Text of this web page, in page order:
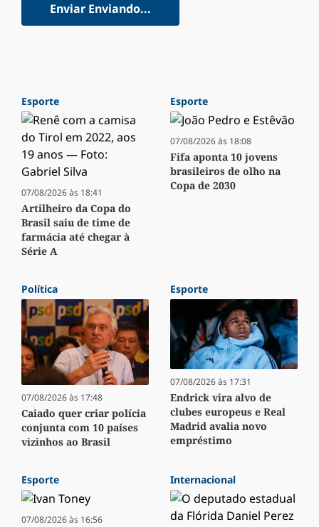
Enviar Enviando...
Esporte
07/08/2026 às 18:41
Artilheiro da Copa do
Brasil saiu de time de
farmácia até chegar à
Série A
Esporte
07/08/2026 às 18:08
Fifa aponta 10 jovens
brasileiros de olho na
Copa de 2030
Política
07/08/2026 às 17:48
Caiado quer criar polícia
conjunta com 10 países
vizinhos ao Brasil
Esporte
07/08/2026 às 17:31
Endrick vira alvo de
clubes europeus e Real
Madrid avalia novo
empréstimo
Esporte
07/08/2026 às 16:56
Internacional